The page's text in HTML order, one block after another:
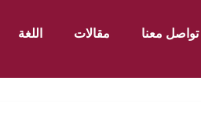
تواصل معنا مقالات اللغة